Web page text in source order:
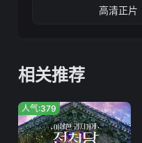
高清正片
相关推荐
人气:379